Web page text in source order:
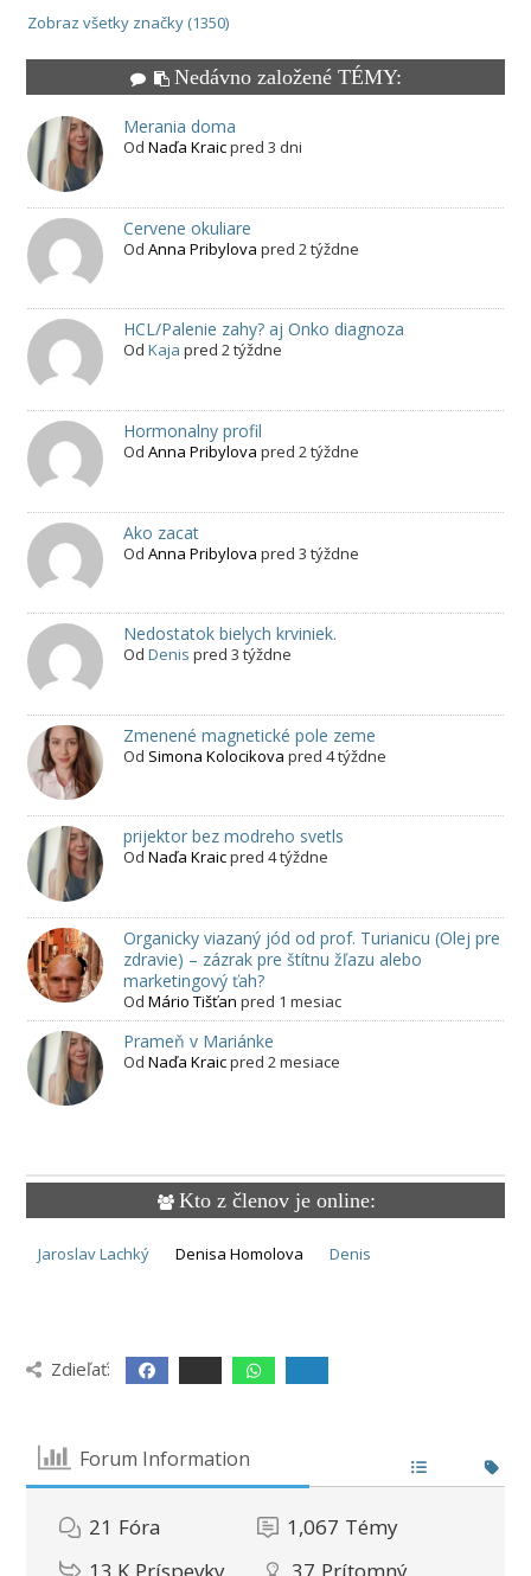
Zobraz všetky značky (1350)
Nedávno založené TÉMY:
Merania doma
Od Naďa Kraicpred 3 dni
Cervene okuliare
Od Anna Pribylova pred 2 týždne
HCL/Palenie zahy? aj Onko diagnoza
Od Kaja pred 2 týždne
Hormonalny profil
Od Anna Pribylova pred 2 týždne
Ako zacat
Od Anna Pribylova pred 3 týždne
Nedostatok bielych krviniek.
Od Denis pred 3 týždne
Zmenené magnetické pole zeme
Od Simona Kolocikova pred 4 týždne
prijektor bez modreho svetls
Od Naďa Kraicpred 4 týždne
Organicky viazaný jód od prof. Turianicu (Olej pre
zdravie) – zázrak pre štítnu žľazu alebo
marketingový ťah?
Od Mário Tišťan pred 1 mesiac
Prameň v Mariánke
Od Naďa Kraicpred 2 mesiace
Kto z členov je online:
Jaroslav Lachký Denisa Homolova Denis
Zdieľať:
Forum Information
21 Fóra 1,067 Témy